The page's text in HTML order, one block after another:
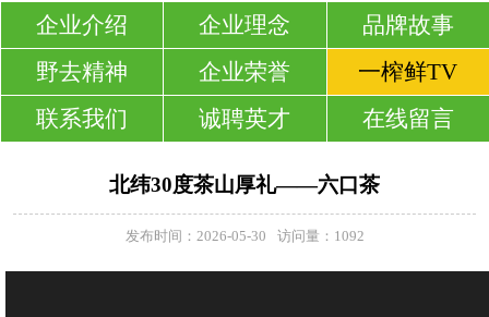
企业介绍 企业理念
品牌故事
野去精神
企业荣誉
一榨鲜TV
联系我们
诚聘英才 在线留言
北纬30度茶山厚礼——六口茶
发布时间：2026-05-30 访问量：1092